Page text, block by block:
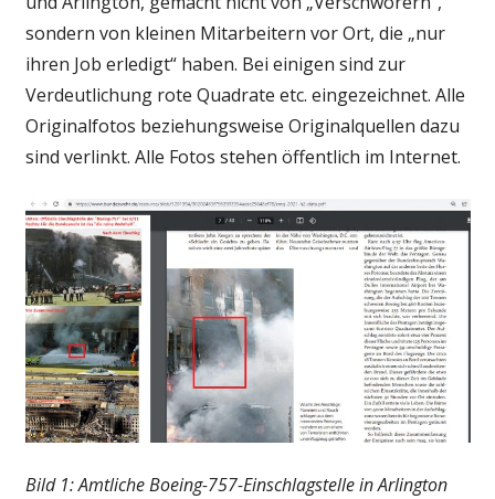
sondern von kleinen Mitarbeitern vor Ort, die „nur
ihren Job erledigt“ haben. Bei einigen sind zur
Verdeutlichung rote Quadrate etc. eingezeichnet. Alle
Originalfotos beziehungsweise Originalquellen dazu
sind verlinkt. Alle Fotos stehen öffentlich im Internet.
Bild 1: Amtliche Boeing-757-Einschlagstelle in Arlington